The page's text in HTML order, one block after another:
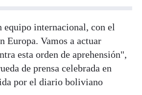
equipo internacional, con el
Europa. Vamos a actuar
esta orden de aprehensión",
de prensa celebrada en
por el diario boliviano